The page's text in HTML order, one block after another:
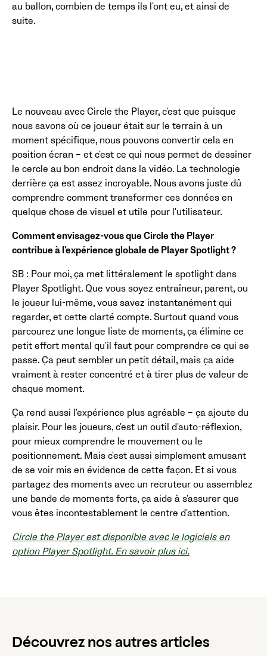
au ballon, combien de temps ils l'ont eu, et ainsi de
suite.
Le nouveau avec Circle the Player, c'est que puisque
nous savons où ce joueur était sur le terrain à un
moment spécifique, nous pouvons convertir cela en
position écran – et c'est ce qui nous permet de dessiner
le cercle au bon endroit dans la vidéo. La technologie
derrière ça est assez incroyable. Nous avons juste dû
comprendre comment transformer ces données en
quelque chose de visuel et utile pour l'utilisateur.
Comment envisagez-vous que Circle the Player
contribue à l'expérience globale de Player Spotlight ?
SB : Pour moi, ça met littéralement le spotlight dans
Player Spotlight. Que vous soyez entraîneur, parent, ou
le joueur lui-même, vous savez instantanément qui
regarder, et cette clarté compte. Surtout quand vous
parcourez une longue liste de moments, ça élimine ce
petit effort mental qu'il faut pour comprendre ce qui se
passe. Ça peut sembler un petit détail, mais ça aide
vraiment à rester concentré et à tirer plus de valeur de
chaque moment.
Ça rend aussi l'expérience plus agréable – ça ajoute du
plaisir. Pour les joueurs, c'est un outil d'auto-réflexion,
pour mieux comprendre le mouvement ou le
positionnement. Mais c'est aussi simplement amusant
de se voir mis en évidence de cette façon. Et si vous
partagez des moments avec un recruteur ou assemblez
une bande de moments forts, ça aide à s'assurer que
vous êtes incontestablement le centre d'attention.
Circle the Player est disponible avec le logiciels en
option Player Spotlight. En savoir plus ici.
Découvrez nos autres articles